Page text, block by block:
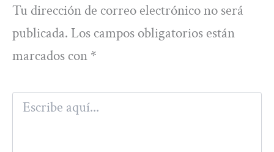
Tu dirección de correo electrónico no será
publicada. Los campos obligatorios están
marcados con *
Escribe
aquí...